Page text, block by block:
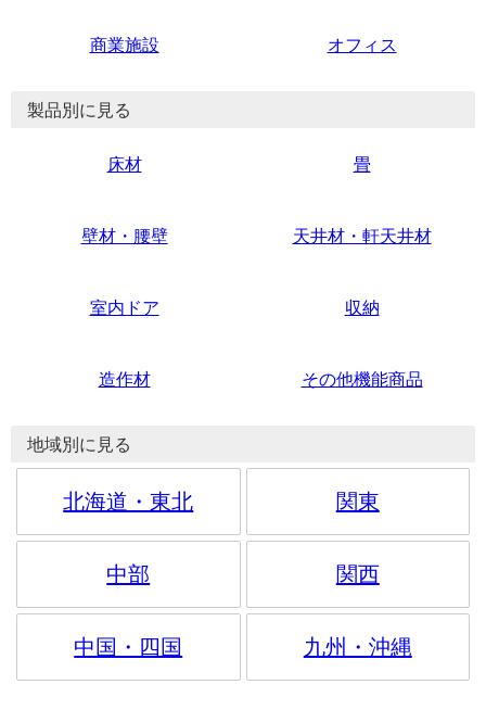
商業施設 オフィス
製品別に見る
床材 畳
壁材・腰壁 天井材・軒天井材
室内ドア 収納
造作材 その他機能商品
地域別に見る
北海道・東北 関東
中部 関西
中国・四国 九州・沖縄